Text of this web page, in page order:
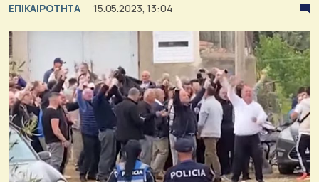
ΕΠΙΚΑΙΡΟΤΗΤΑ 15.05.2023, 13:04